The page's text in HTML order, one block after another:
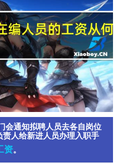
会通知拟聘人员去各自岗位
人给新进人员办理入职手
资。